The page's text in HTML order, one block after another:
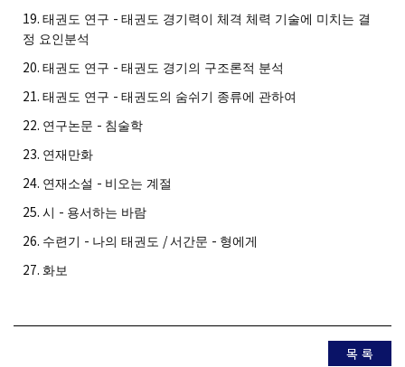
19. 태권도 연구 - 태권도 경기력이 체격 체력 기술에 미치는 결
정 요인분석
20. 태권도 연구 - 태권도 경기의 구조론적 분석
21. 태권도 연구 - 태권도의 숨쉬기 종류에 관하여
22. 연구논문 - 침술학
23. 연재만화
24. 연재소설 - 비오는 계절
25. 시 - 용서하는 바람
26. 수련기 - 나의 태권도 /서간문 - 형에게
27. 화보
목 록